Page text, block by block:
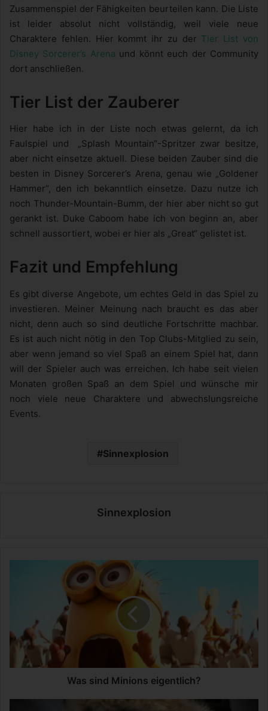
Zusammenspiel der Fähigkeiten beurteilen kann. Die Liste
ist leider absolut nicht vollständig, weil viele neue
Charaktere fehlen. Hier kommt ihr zu der Tier List von
Disney Sorcerer’s Arena und könnt euch der Community
dort anschließen.
Tier List der Zauberer
Hier habe ich in der Liste noch etwas gelernt, da ich
Faulspiel und „Splash Mountain“-Spritzer zwar besitze,
aber nicht einsetze aktuell. Diese beiden Zauber sind die
besten in Disney Sorcerer’s Arena, genau wie „Goldener
Hammer“, den ich bekanntlich einsetze. Dazu nutze ich
noch Thunder-Mountain-Bumm, der hier aber nicht so gut
gerankt ist. Duke Caboom habe ich von beginn an, aber
schnell aussortiert, wobei er hier als „Great“ gelistet ist.
Fazit und Empfehlung
Es gibt diverse Angebote, um echtes Geld in das Spiel zu
investieren. Meiner Meinung nach braucht es das aber
nicht, denn auch so sind deutliche Fortschritte machbar.
Es ist auch nicht nötig in den Top Clubs-Mitglied zu sein,
aber wenn jemand so viel Spaß an einem Spiel hat, dann
will der Spieler auch was erreichen. Ich habe seit vielen
Monaten großen Spaß an dem Spiel und wünsche mir
noch viele neue Charaktere und abwechslungsreiche
Events.
Sinnexplosion
Sinnexplosion
i
Was sind Minions eigentlich?